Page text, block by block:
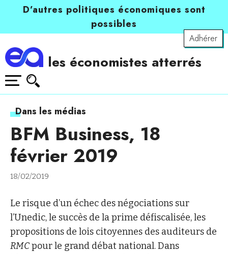
D’autres politiques économiques sont
possibles
Adhérer
les économistes atterrés
Dans les médias
BFM Business, 18
février 2019
18/02/2019
Le risque d’un échec des négociations sur
l’Unedic, le succès de la prime défiscalisée, les
propositions de lois citoyennes des auditeurs de
RMCpour le grand débat national. Dans